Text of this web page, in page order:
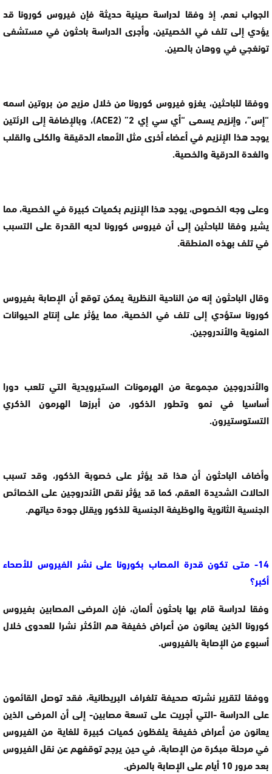
الجواب نعم، إذ وفقا لدراسة صينية حديثة فإن فيروس كورونا قد
يؤدي إلى تلف في الخصيتين، وأجرى الدراسة باحثون في مستشفى
تونغجي في ووهان بالصين.
ووفقا للباحثين، يغزو فيروس كورونا من خلال مزيج من بروتين اسمه
“إس”، وإنزيم يسمى “أي سي إي 2” (ACE2)، وبالإضافة إلى الرئتين
يوجد هذا الإنزيم في أعضاء أخرى مثل الأمعاء الدقيقة والكلى والقلب
والغدة الدرقية والخصية.
وعلى وجه الخصوص، يوجد هذا الإنزيم بكميات كبيرة في الخصية، مما
يشير وفقا للباحثين إلى أن فيروس كورونا لديه القدرة على التسبب
في تلف بهذه المنطقة.
وقال الباحثون إنه من الناحية النظرية يمكن توقع أن الإصابة بفيروس
كورونا ستؤدي إلى تلف في الخصية، مما يؤثر على إنتاج الحيوانات
المنوية والأندروجين.
والأندروجين مجموعة من الهرمونات الستيرويدية التي تلعب دورا
أساسيا في نمو وتطور الذكور، من أبرزها الهرمون الذكري
التستوستيرون.
وأضاف الباحثون أن هذا قد يؤثر على خصوبة الذكور، وقد تسبب
الحالات الشديدة العقم، كما قد يؤثر نقص الأندروجين على الخصائص
الجنسية الثانوية والوظيفة الجنسية للذكور ويقلل جودة حياتهم.
14- متى تكون قدرة المصاب بكورونا على نشر الفيروس للأصحاء
أكبر؟
وفقا لدراسة قام بها باحثون ألمان، فإن المرضى المصابين بفيروس
كورونا الذين يعانون من أعراض خفيفة هم الأكثر نشرا للعدوى خلال
أسبوع من الإصابة بالفيروس.
ووفقا لتقرير نشرته صحيفة تلغراف البريطانية، فقد توصل القائمون
على الدراسة -التي أجريت على تسعة مصابين- إلى أن المرضى الذين
يعانون من أعراض خفيفة يلفظون كميات كبيرة للغاية من الفيروس
في مرحلة مبكرة من الإصابة، في حين يرجح توقفهم عن نقل الفيروس
بعد مرور 10 أيام على الإصابة بالمرض.